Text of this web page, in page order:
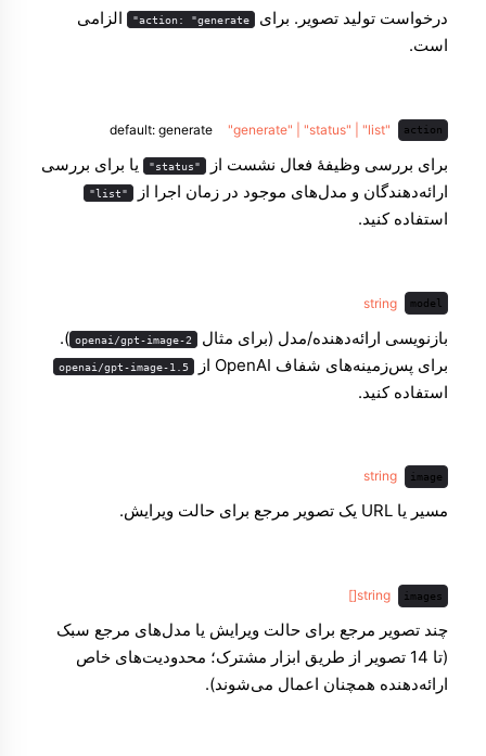
درخواست تولید تصویر. برای action: "generate"
الزامی
است.
action
"generate" | "status" | "list"
default: generate
برای بررسی وظیفهٔ فعال نشست از "status"
یا برای بررسی
ارائه‌دهندگان و مدل‌های موجود در زمان اجرا از
"list"
استفاده کنید.
model
string
بازنویسی ارائه‌دهنده/مدل (برای مثال openai/gpt-image-2
).
برای پس‌زمینه‌های شفاف OpenAI از
openai/gpt-image-1.5
استفاده کنید.
image
string
مسیر یا URL یک تصویر مرجع برای حالت ویرایش.
images
string[]
چند تصویر مرجع برای حالت ویرایش یا مدل‌های مرجع سبک
(تا 14 تصویر از طریق ابزار مشترک؛ محدودیت‌های خاص
ارائه‌دهنده همچنان اعمال می‌شوند).